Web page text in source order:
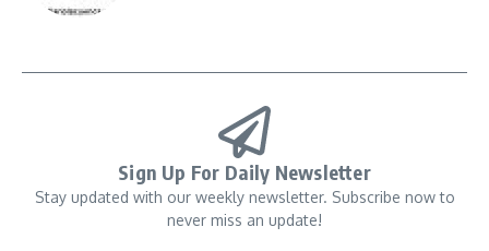
Sign Up For Daily Newsletter
Stay updated with our weekly newsletter. Subscribe now to
never miss an update!